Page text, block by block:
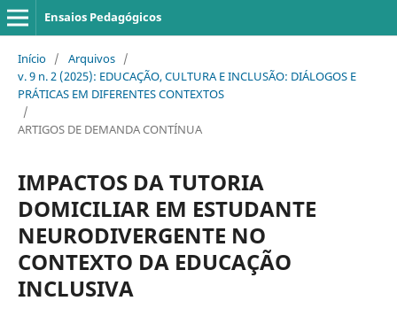
Ensaios Pedagógicos
Início / Arquivos /
v. 9 n. 2 (2025): EDUCAÇÃO, CULTURA E INCLUSÃO: DIÁLOGOS E
PRÁTICAS EM DIFERENTES CONTEXTOS
/
ARTIGOS DE DEMANDA CONTÍNUA
IMPACTOS DA TUTORIA
DOMICILIAR EM ESTUDANTE
NEURODIVERGENTE NO
CONTEXTO DA EDUCAÇÃO
INCLUSIVA